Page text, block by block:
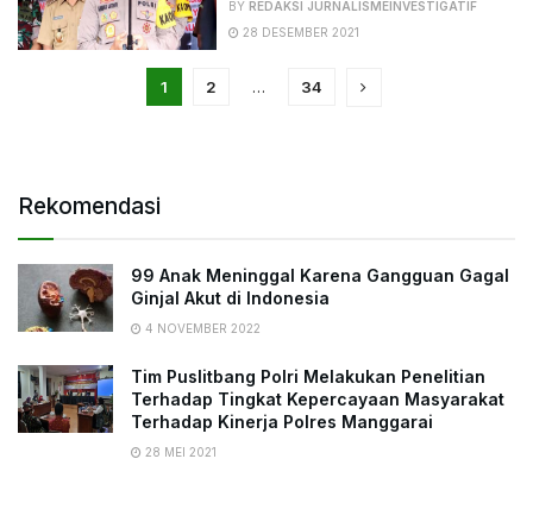
BY REDAKSI JURNALISMEINVESTIGATIF
28 DESEMBER 2021
1 2 … 34
Rekomendasi
99 Anak Meninggal Karena Gangguan Gagal
Ginjal Akut di Indonesia
4 NOVEMBER 2022
Tim Puslitbang Polri Melakukan Penelitian
Terhadap Tingkat Kepercayaan Masyarakat
Terhadap Kinerja Polres Manggarai
28 MEI 2021